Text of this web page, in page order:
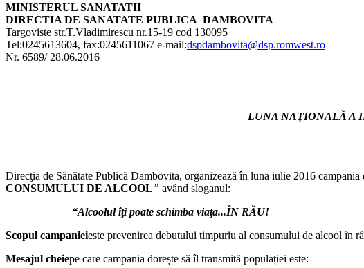
MINISTERUL SANATATII
DIRECTIA DE SANATATE PUBLICA DAMBOVITA
Targoviste str.T.Vladimirescu nr.15-19 cod 130095
Tel:0245613604, fax:0245611067 e-mail:dspdambovita@dsp.romwest.ro
Nr. 6589/ 28.06.2016
LUNA NAŢIONALĂ A
Direcţia de Sănătate Publică Dambovita, organizează în luna iulie 2016
CONSUMULUI DE ALCOOL” având sloganul:
“Alcoolul îţi poate schimba viaţa...ÎN RĂU!
Scopul campanieieste prevenirea debutului timpuriu al consumului de alcool în
Mesajul cheiepe care campania dorește să îl transmită populației este: